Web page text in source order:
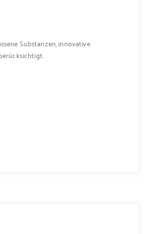
Substanzen, innovative